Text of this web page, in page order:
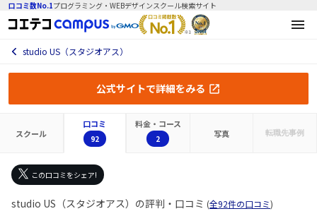
口コミ数No.1プログラミング・WEBデザインスクール検索サイト
studio US（スタジオアス）
公式サイトで詳細をみる
スクール
口コミ
92
料金・コース
2 写真 転職先事例
この口コミをシェア!
studio US（スタジオアス）の評判・口コミ (全92件の口コミ)